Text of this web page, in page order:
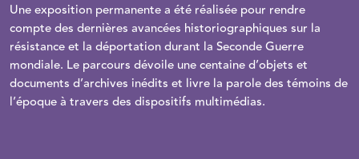
Une exposition permanente a été réalisée pour rendre
compte des dernières avancées historiographiques sur la
résistance et la déportation durant la Seconde Guerre
mondiale. Le parcours dévoile une centaine d’objets et
documents d’archives inédits et livre la parole des témoins de
l’époque à travers des dispositifs multimédias.